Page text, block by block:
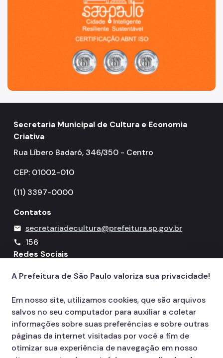
Secretaria Municipal de Cultura e Economia
Criativa
Rua Líbero Badaró, 346/350 - Centro
CEP: 01002-010
(11) 3397-0000
Contatos
mail secretariadecultura@prefeitura.sp.gov.br
call
156
Redes Sociais
Icone do YouTube
Icone do X
Icone do Instagram
Icone do Facebook
Icone do Flickr
A Prefeitura de São Paulo valoriza sua privacidade!
Em nosso site, utilizamos cookies, que são arquivos
salvos no seu computador para auxiliar a coletar
informações sobre suas preferências e sobre outras
páginas da internet visitadas por você a fim de
otimizar sua experiência de navegação em nosso